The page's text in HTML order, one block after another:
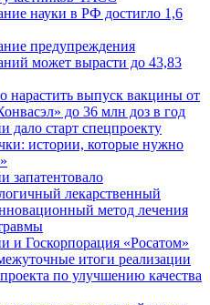
науки в РФ достигло 1,6
предупреждения
может вырасти до 43,83
выпуск вакцины от
до 36 млн доз в год
старт спецпроекту
истории, которые нужно
лекарственный
метод лечения
Госкорпорация «Росатом»
итоги реализации
по улучшению качества